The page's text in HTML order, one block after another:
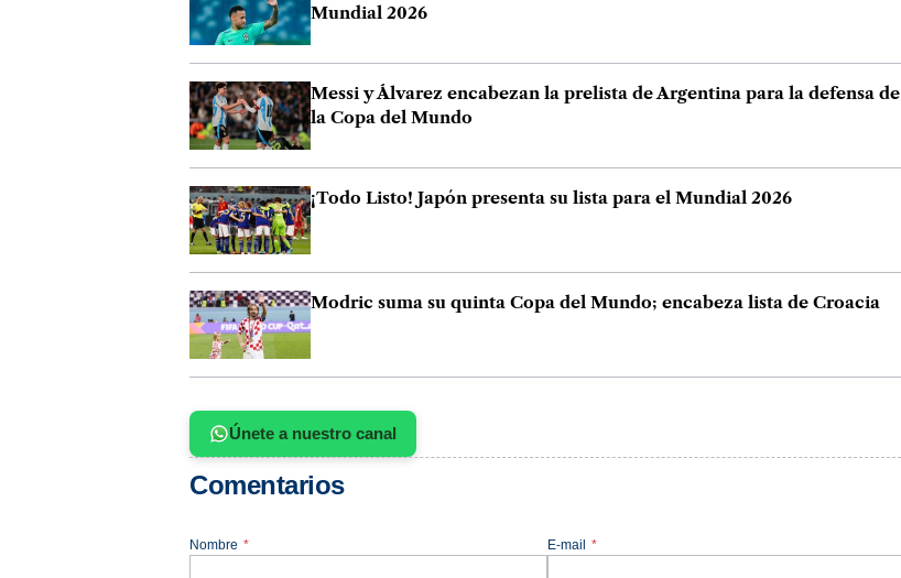
Mundial 2026
Messi y Álvarez encabezan la prelista de Argentina para la defensa de
la Copa del Mundo
¡Todo Listo! Japón presenta su lista para el Mundial 2026
Modric suma su quinta Copa del Mundo; encabeza lista de Croacia
Únete a nuestro canal
Comentarios
Nombre * E-mail *